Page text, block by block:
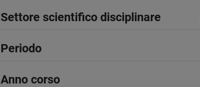
Settore scientifico disciplinare
Periodo
Anno corso